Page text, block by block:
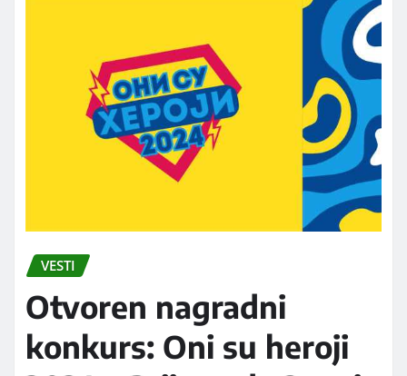
VESTI
Otvoren nagradni
konkurs: Oni su heroji